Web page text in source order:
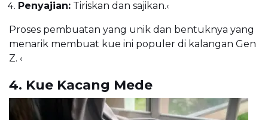
Penyajian: Tiriskan dan sajikan.‹
Proses pembuatan yang unik dan bentuknya yang
menarik membuat kue ini populer di kalangan Gen
Z. ‹
4. Kue Kacang Mede